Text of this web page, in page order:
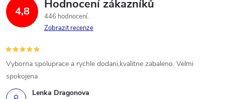
4,8 Hodnocení zákazníků
446 hodnocení
Zobrazit recenze
Lenka Dragonova
Vyborna spoluprace a rychle dodani,kvalitne zabaleno. Velmi
spokojena